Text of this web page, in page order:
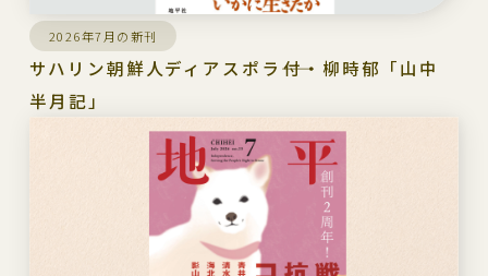
2026年7月の新刊
サハリン朝鮮人ディアスポラ――付・柳時郁「山中
半月記」